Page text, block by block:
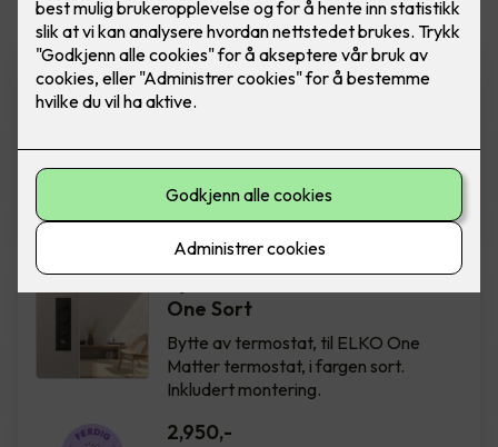
Bytte av termostat - ELKO
One Hvit
Matter termostat, i fargen hvit.
2,850,-
Bytte av termostat - ELKO
One Sort
Bytte av termostat, til ELKO One
Matter termostat, i fargen sort.
Inkludert montering.
2,950,-